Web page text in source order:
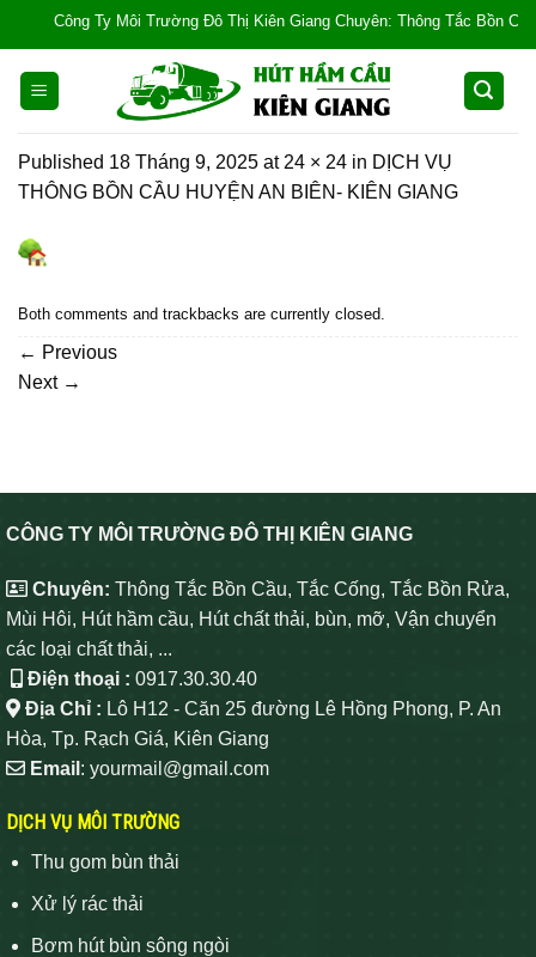
content
Công Ty Môi Trường Đô Thị Kiên Giang Chuyên: Thông Tắc Bồn
Published 18 Tháng 9, 2025 at 24 × 24 in DỊCH VỤ
THÔNG BỒN CẦU HUYỆN AN BIÊN- KIÊN GIANG
Both comments and trackbacks are currently closed.
← Previous
Next →
CÔNG TY MÔI TRƯỜNG ĐÔ THỊ KIÊN GIANG
Chuyên: Thông Tắc Bồn Cầu, Tắc Cống, Tắc Bồn Rửa,
Mùi Hôi, Hút hầm cầu, Hút chất thải, bùn, mỡ, Vận chuyển
các loại chất thải, ...
Điện thoại : 0917.30.30.40
Địa Chỉ : Lô H12 - Căn 25 đường Lê Hồng Phong, P. An
Hòa, Tp. Rạch Giá, Kiên Giang
Email : yourmail@gmail.com
DỊCH VỤ MÔI TRƯỜNG
Thu gom bùn thải
Xử lý rác thải
Bơm hút bùn sông ngòi